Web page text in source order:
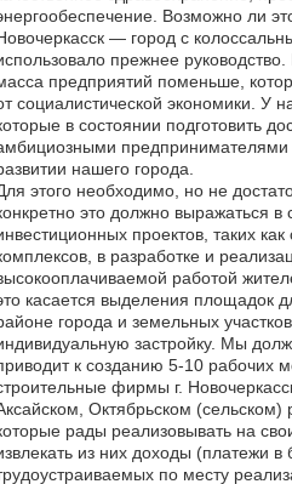
Возможно ли
— город с
прежнее
предприятий поменьше,
социалистической экономики. У
в состоянии подготовить
предпринимателями
нашего города.
этого необходимо, но не
это должно выражаться
проектов, таких
в разработке и
работой
касается выделения площадок
города и земельных
застройку. Мы
к созданию 5-10 рабочих
фирмы г.
Октябрьском (сельском)
рады реализовывать на
из них доходы (платежи
по месту